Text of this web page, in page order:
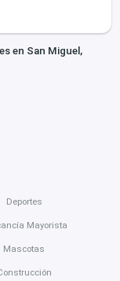
en San Miguel,
Deportes
Mayorista
Mascotas